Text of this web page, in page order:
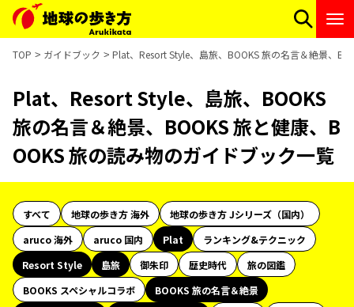
TOP ガイドブック Plat、Resort Style、島旅、BOOKS 旅の名言＆絶景、
Plat、Resort Style、島旅、BOOKS
旅の名言＆絶景、BOOKS 旅と健康、B
OOKS 旅の読み物のガイドブック一覧
すべて 地球の歩き方 海外
地球の歩き方 Jシリーズ（国内）
aruco 海外
aruco 国内 Plat
ランキング&テクニック
Resort Style
島旅 御朱印 歴史時代
旅の図鑑
BOOKS スペシャルコラボ
BOOKS 旅の名言＆絶景